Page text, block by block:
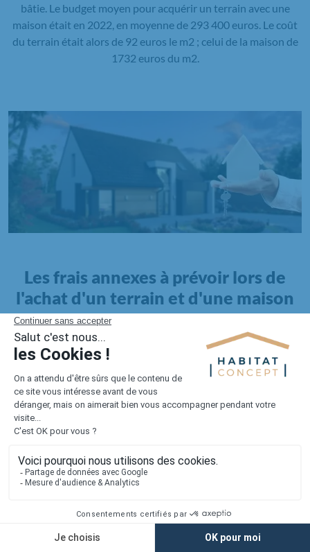
bâtie. Le budget moyen pour acquérir un terrain avec une
maison était en 2022, en moyenne de 293 400 euros. Le coût
du terrain était alors de 92 euros le m2 ; celui de la maison de
1732 euros du m2.
Les frais annexes à prévoir lors de
l'achat d'un terrain et d'une maison
Il faut également intégrer à votre budget, les
pour la maison. Outre l'achat du terrain et la construction, il
faut prendre en compte la viabilisation si elle n'est pas
proposée par le constructeur. Les frais de raccordements et les
taxes éventuelles coûtent entre 5 000 et 15 000 euros selon la
localisation du terrain et son accès.
Quant auxfrais de notaire
Lorsque vous vous tournez vers une maison existante, il sera
nécessaire de faire des travaux de rénovation. Ceux-ci sont
souvent coûteux et doivent être ajoutés au prix de l'achat